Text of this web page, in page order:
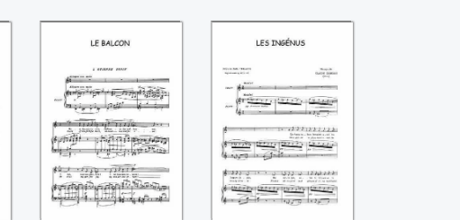
Le balcon ((Claude
Debussy))
Les ingénus
((Claude Debussy))